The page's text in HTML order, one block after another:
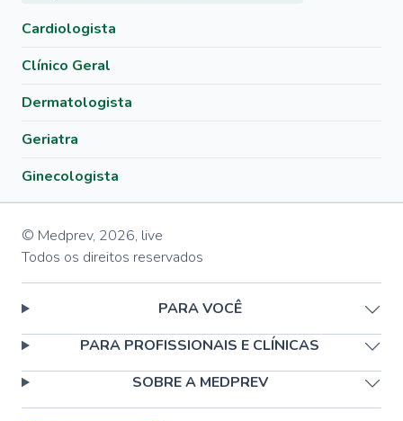
Cardiologista
Clínico Geral
Dermatologista
Geriatra
Ginecologista
© Medprev, 2026, live
Todos os direitos reservados
PARA VOCÊ
PARA PROFISSIONAIS E CLÍNICAS
SOBRE A MEDPREV